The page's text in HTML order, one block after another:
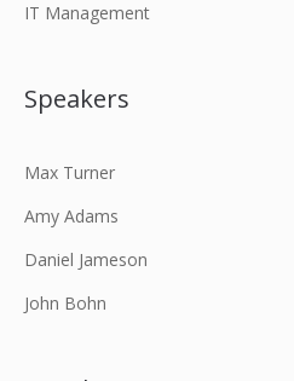
IT Management
Speakers
Max Turner
Amy Adams
Daniel Jameson
John Bohn